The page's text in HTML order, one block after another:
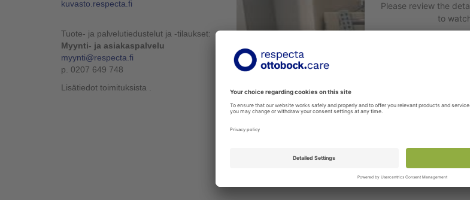
kuvasto.respecta.fi
Tuote- ja palvelutiedustelut ja -tilaukset:
Myynti- ja asiakaspalvelu
myynti@respecta.fi
p. 0207 649 748
Lisätiedot toimituksista .
Please review the
to
Katso tarkemmat tuotetiedot hoitosängystä:Vuode Leo